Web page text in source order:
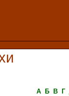
А
Б В Г